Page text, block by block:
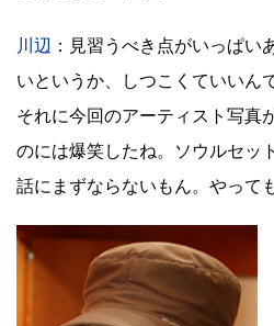
川辺 ：見習うべき点がいっぱい
いというか、しつこくていいん
それに今回のアーティスト写真
のには爆笑したね。ソウルセッ
話にまずならないもん。やって